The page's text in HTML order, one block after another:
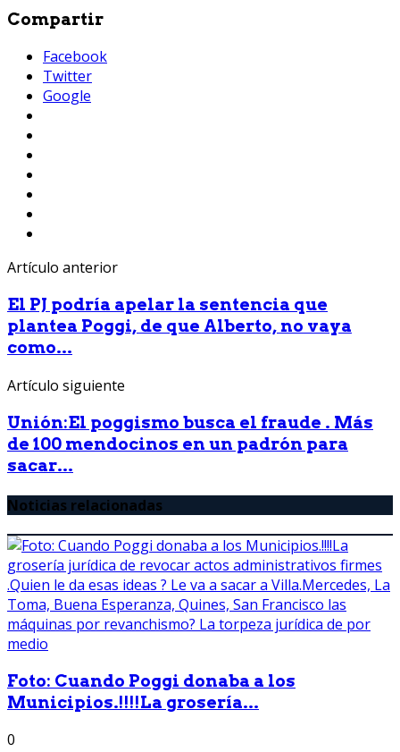
Compartir
Facebook
Twitter
Google
Artículo anterior
El PJ podría apelar la sentencia que
plantea Poggi, de que Alberto, no vaya
como...
Artículo siguiente
Unión:El poggismo busca el fraude . Más
de 100 mendocinos en un padrón para
sacar...
Noticias relacionadas
Foto: Cuando Poggi donaba a los
Municipios.!!!!La grosería...
0